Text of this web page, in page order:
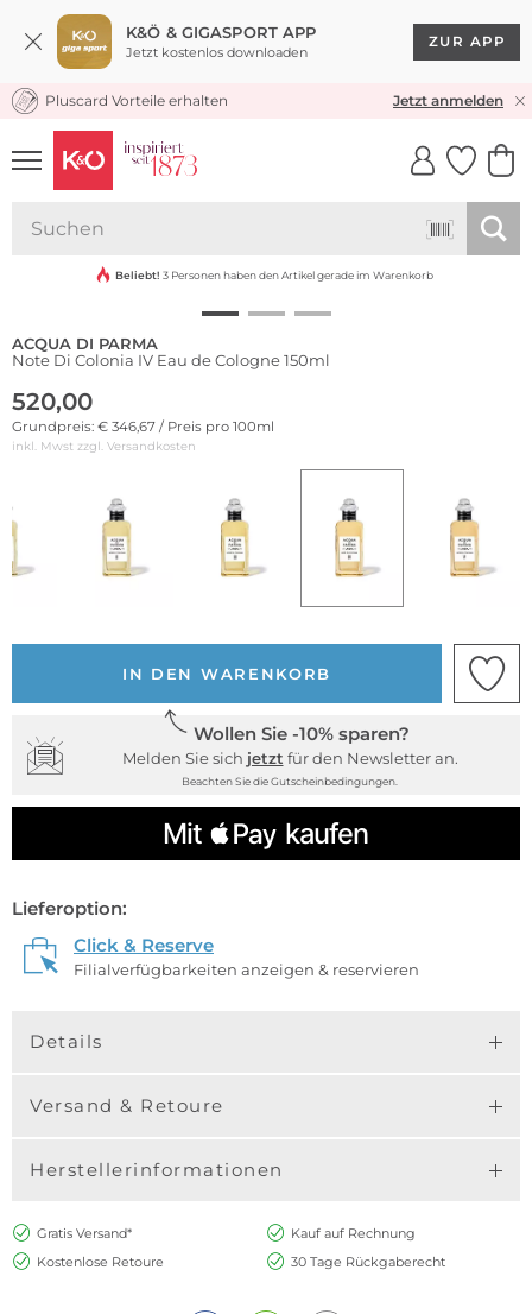
K&Ö & GIGASPORT APP
Jetzt kostenlos downloaden
ZUR APP
KOSTENLOSER VERSAND* & RÜCKVERSAND
Pluscard Vorteile erhalten Jetzt anmelden
UNSERE APP
CLICK &
Beliebt! 3 Personen haben den Artikel gerade im Warenkorb
ACQUA DI PARMA
Note Di Colonia IV Eau de Cologne 150ml
520,00
Grundpreis: € 346,67 / Preis pro 100ml
inkl. Mwst zzgl. Versandkosten
IN DEN WARENKORB
Wollen Sie -10% sparen?
Melden Sie sich jetzt für den Newsletter an.
Beachten Sie die Gutscheinbedingungen.
Lieferoption:
Click & Reserve
Filialverfügbarkeiten anzeigen & reservieren
Details
Versand & Retoure
Herstellerinformationen
Gratis Versand*
Kauf auf Rechnung
Kostenlose Retoure
30 Tage Rückgaberecht